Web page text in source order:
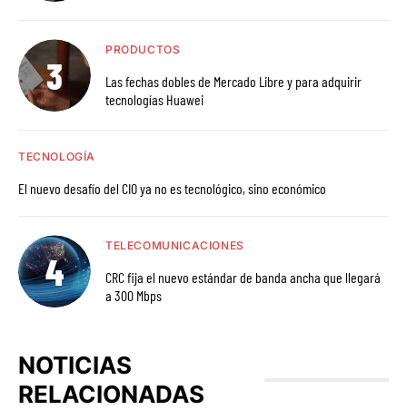
PRODUCTOS
Las fechas dobles de Mercado Libre y para adquirir
tecnologías Huawei
TECNOLOGÍA
El nuevo desafío del CIO ya no es tecnológico, sino económico
TELECOMUNICACIONES
CRC fija el nuevo estándar de banda ancha que llegará
a 300 Mbps
NOTICIAS
RELACIONADAS